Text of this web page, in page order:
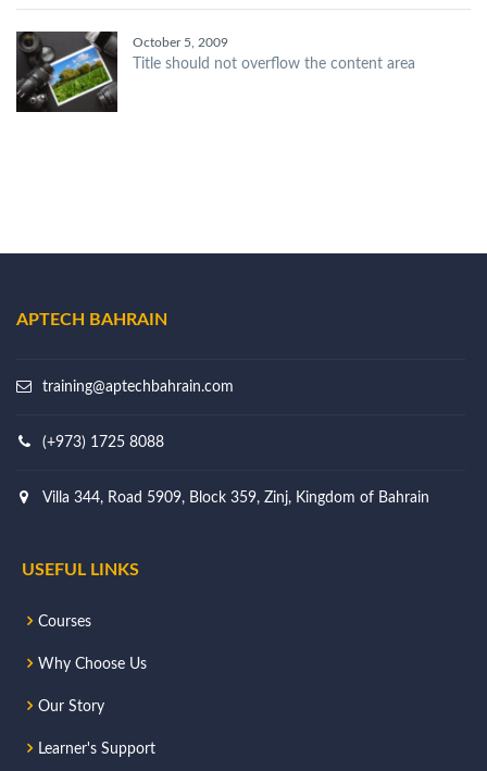
October 5, 2009
Title should not overflow the content area
APTECH BAHRAIN
training@aptechbahrain.com
(+973) 1725 8088
Villa 344, Road 5909, Block 359, Zinj, Kingdom of Bahrain
USEFUL LINKS
Courses
Why Choose Us
Our Story
Learner's Support